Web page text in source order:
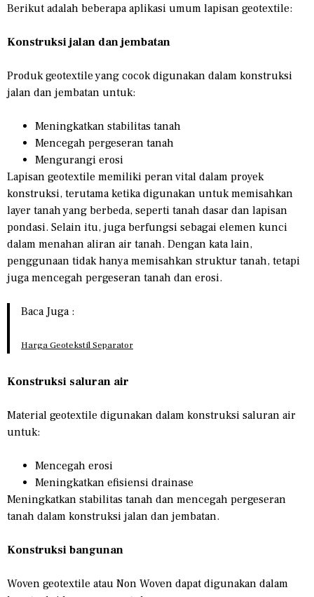
Berikut adalah beberapa aplikasi umum lapisan geotextile:
Konstruksi jalan dan jembatan
Produk geotextile yang cocok digunakan dalam konstruksi
jalan dan jembatan untuk:
Meningkatkan stabilitas tanah
Mencegah pergeseran tanah
Mengurangi erosi
Lapisan geotextile memiliki peran vital dalam proyek
konstruksi, terutama ketika digunakan untuk memisahkan
layer tanah yang berbeda, seperti tanah dasar dan lapisan
pondasi. Selain itu, juga berfungsi sebagai elemen kunci
dalam menahan aliran air tanah. Dengan kata lain,
penggunaan tidak hanya memisahkan struktur tanah, tetapi
juga mencegah pergeseran tanah dan erosi.
Baca Juga :
Harga Geotekstil Separator
Konstruksi saluran air
Material geotextile digunakan dalam konstruksi saluran air
untuk:
Mencegah erosi
Meningkatkan efisiensi drainase
Meningkatkan stabilitas tanah dan mencegah pergeseran
tanah dalam konstruksi jalan dan jembatan.
Konstruksi bangunan
Woven geotextile atau Non Woven dapat digunakan dalam